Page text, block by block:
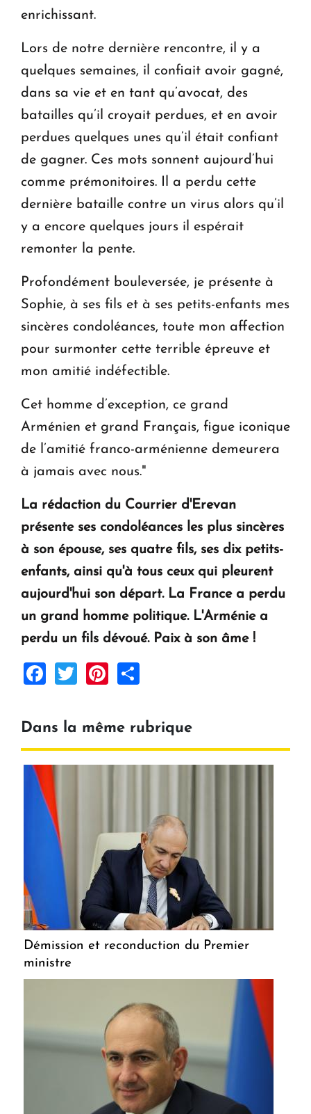
enrichissant.
Lors de notre dernière rencontre, il y a
quelques semaines, il confiait avoir gagné,
dans sa vie et en tant qu’avocat, des
batailles qu’il croyait perdues, et en avoir
perdues quelques unes qu’il était confiant
de gagner. Ces mots sonnent aujourd’hui
comme prémonitoires. Il a perdu cette
dernière bataille contre un virus alors qu’il
y a encore quelques jours il espérait
remonter la pente.
Profondément bouleversée, je présente à
Sophie, à ses fils et à ses petits-enfants mes
sincères condoléances, toute mon affection
pour surmonter cette terrible épreuve et
mon amitié indéfectible.
Cet homme d’exception, ce grand
Arménien et grand Français, figue iconique
de l’amitié franco-arménienne demeurera
à jamais avec nous."
La rédaction du Courrier d'Erevan
présente ses condoléances les plus sincères
à son épouse, ses quatre fils, ses dix petits-
enfants, ainsi qu'à tous ceux qui pleurent
aujourd'hui son départ. La France a perdu
un grand homme politique. L'Arménie a
perdu un fils dévoué. Paix à son âme !
Facebook
TwitterPinterest
Dans la même rubrique
Démission et reconduction du Premier
ministre